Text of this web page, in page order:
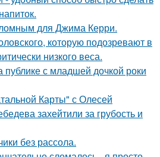
для Джима Керри.
которую подозревают в
низкого веса.
с младшей дочкой роки
Карты" с Олесей
захейтили за грубость и
без рассола.